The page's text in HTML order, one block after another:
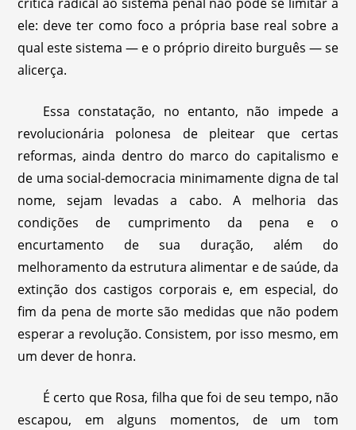
ele: deve ter como foco a própria base real sobre a
qual este sistema — e o próprio direito burguês — se
alicerça.
Essa constatação, no entanto, não impede a
revolucionária polonesa de pleitear que certas
reformas, ainda dentro do marco do capitalismo e
de uma social-democracia minimamente digna de tal
nome, sejam levadas a cabo. A melhoria das
condições de cumprimento da pena e o
encurtamento de sua duração, além do
melhoramento da estrutura alimentar e de saúde, da
extinção dos castigos corporais e, em especial, do
fim da pena de morte são medidas que não podem
esperar a revolução. Consistem, por isso mesmo, em
um dever de honra.
É certo que Rosa, filha que foi de seu tempo, não
escapou, em alguns momentos, de um tom